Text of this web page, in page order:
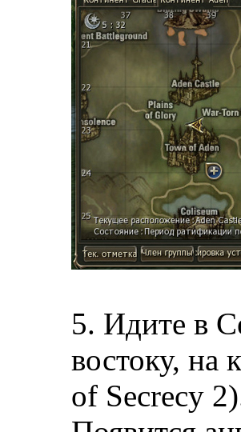
5. Идите в
востоку, на
of Secrecy